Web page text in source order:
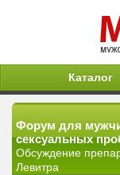
Каталог
Форум для
сексуальных
Обсуждение
Левитра